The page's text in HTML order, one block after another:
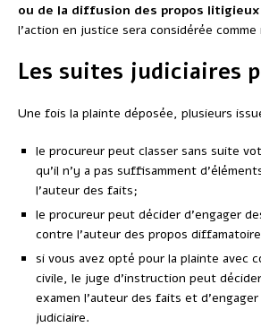
ou de la diffusion des propos litigieux
l’action en justice sera considérée comme
Les suites judiciaires
Une fois la plainte déposée, plusieurs
le procureur peut classer sans suite
qu’il n’y a pas suffisamment
l’auteur des faits;
le procureur peut décider d’engager
contre l’auteur des propos
si vous avez opté pour la plainte avec
civile, le juge d’instruction peut
examen l’auteur des faits et
judiciaire.